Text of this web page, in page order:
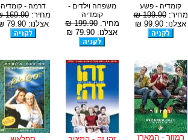
קומדיה - פשע
מחיר:199.90 ₪
אצלנו: 99.90 ₪
משפחה וילדים -
קומדיה
מחיר:199.90 ₪
אצלנו: 79.90 ₪
דרמה - קומדיה
מחיר:169.90 ₪
אצלנו: 79.90 ₪
רמזור - המארז